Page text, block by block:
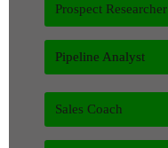
Prospect Researcher
Pipeline Analyst
Sales Coach